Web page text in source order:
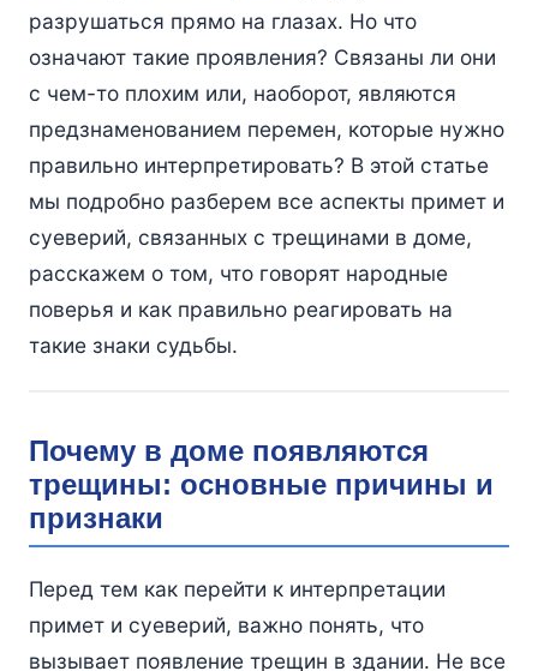
разрушаться прямо на глазах. Но что
означают такие проявления? Связаны ли они
с чем-то плохим или, наоборот, являются
предзнаменованием перемен, которые нужно
правильно интерпретировать? В этой статье
мы подробно разберем все аспекты примет и
суеверий, связанных с трещинами в доме,
расскажем о том, что говорят народные
поверья и как правильно реагировать на
такие знаки судьбы.
Почему в доме появляются
трещины: основные причины и
признаки
Перед тем как перейти к интерпретации
примет и суеверий, важно понять, что
вызывает появление трещин в здании. Не все